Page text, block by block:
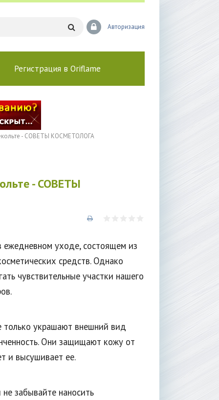
Авторизация
Регистрация в Oriflame
- СОВЕТЫ КОСМЕТОЛОГА
- СОВЕТЫ
уходе, состоящем из
средств. Однако
чувствительные участки нашего
украшают внешний вид
Они защищают кожу от
и высушивает ее.
забывайте наносить